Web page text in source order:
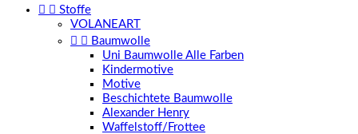
  Stoffe
VOLANEART
  Baumwolle
Uni Baumwolle Alle Farben
Kindermotive
Motive
Beschichtete Baumwolle
Alexander Henry
Waffelstoff/Frottee